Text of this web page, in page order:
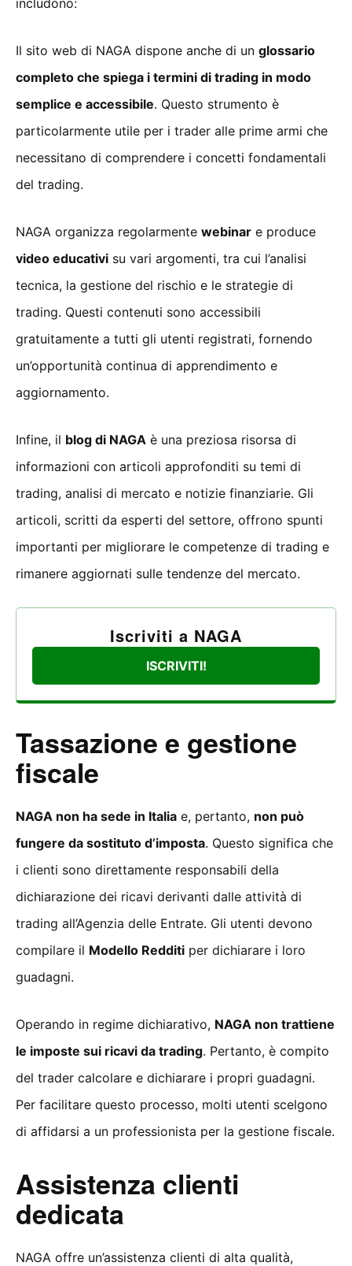
Il sito web di NAGA dispone anche di un glossario
completo che spiega i termini di trading in modo
semplice e accessibile. Questo strumento è
particolarmente utile per i trader alle prime armi che
necessitano di comprendere i concetti fondamentali
del trading.
NAGA organizza regolarmente webinar e produce
video educativi su vari argomenti, tra cui l’analisi
tecnica, la gestione del rischio e le strategie di
trading. Questi contenuti sono accessibili
gratuitamente a tutti gli utenti registrati, fornendo
un’opportunità continua di apprendimento e
aggiornamento.
Infine, il blog di NAGA è una preziosa risorsa di
informazioni con articoli approfonditi su temi di
trading, analisi di mercato e notizie finanziarie. Gli
articoli, scritti da esperti del settore, offrono spunti
importanti per migliorare le competenze di trading e
rimanere aggiornati sulle tendenze del mercato.
Iscriviti a NAGA
ISCRIVITI!
Tassazione e gestione
fiscale
NAGA non ha sede in Italia e, pertanto, non può
fungere da sostituto d’imposta. Questo significa che
i clienti sono direttamente responsabili della
dichiarazione dei ricavi derivanti dalle attività di
trading all’Agenzia delle Entrate. Gli utenti devono
compilare il Modello Redditi per dichiarare i loro
guadagni.
Operando in regime dichiarativo, NAGA non trattiene
le imposte sui ricavi da trading. Pertanto, è compito
del trader calcolare e dichiarare i propri guadagni.
Per facilitare questo processo, molti utenti scelgono
di affidarsi a un professionista per la gestione fiscale.
Assistenza clienti
dedicata
NAGA offre un’assistenza clienti di alta qualità,